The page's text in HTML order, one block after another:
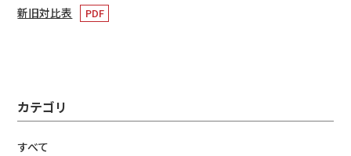
新旧対比表
カテゴリ
すべて